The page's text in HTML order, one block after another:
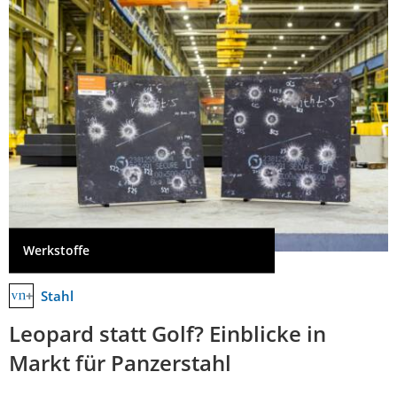
Werkstoffe
Stahl
Leopard statt Golf? Einblicke in
Markt für Panzerstahl